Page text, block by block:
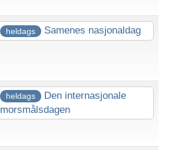
heldags Samenes nasjonaldag
heldags
Den internasjonale
morsmålsdagen